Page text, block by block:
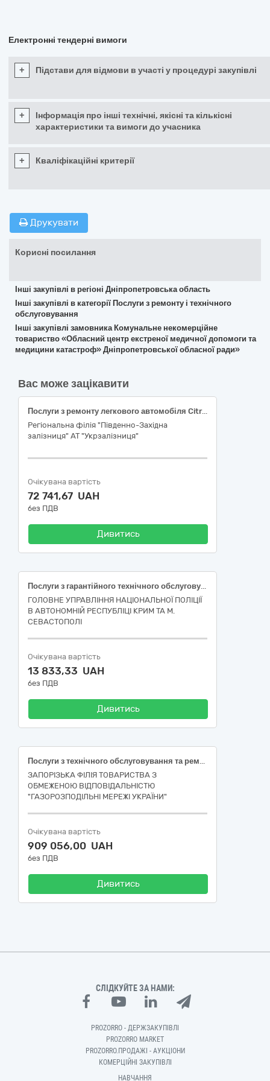
Електронні тендерні вимоги
+ Підстави для відмови в участі у процедурі закупівлі
+
Інформація про інші технічні, якісні та кількісні
характеристики та вимоги до учасника
+ Кваліфікаційні критерії
Друкувати
Корисні посилання
Інші закупівлі в регіоні Дніпропетровська область
Інші закупівлі в категорії Послуги з ремонту і технічного
обслуговування
Інші закупівлі замовника Комунальне некомерційне
товариство «Обласний центр екстреної медичної допомоги та
медицини катастроф» Дніпропетровської обласної ради»
Вас може зацікавити
Послуги з ремонту легкового автомобіля Citroen Berlingo
Регіональна філія "Південно-Західна
залізниця" АТ "Укрзалізниця"
Очікувана вартість
72 741,67 UAH
без ПДВ
Дивитись
Послуги з гарантійного технічного обслуговування та поточного ремонту спеціалізованого транспортного засобу
ГОЛОВНЕ УПРАВЛІННЯ НАЦІОНАЛЬНОЇ ПОЛІЦІЇ
В АВТОНОМНІЙ РЕСПУБЛІЦІ КРИМ ТА М.
СЕВАСТОПОЛІ
Очікувана вартість
13 833,33 UAH
без ПДВ
Дивитись
Послуги з технічного обслуговування та ремонту автотранспортних засобів
ЗАПОРІЗЬКА ФІЛІЯ ТОВАРИСТВА З
ОБМЕЖЕНОЮ ВІДПОВІДАЛЬНІСТЮ
"ГАЗОРОЗПОДІЛЬНІ МЕРЕЖІ УКРАЇНИ"
Очікувана вартість
909 056,00 UAH
без ПДВ
Дивитись
СЛІДКУЙТЕ ЗА НАМИ:
PROZORRO - ДЕРЖЗАКУПІВЛІ
PROZORRO MARKET
PROZORRO.ПРОДАЖІ - АУКЦІОНИ
КОМЕРЦІЙНІ ЗАКУПІВЛІ
НАВЧАННЯ